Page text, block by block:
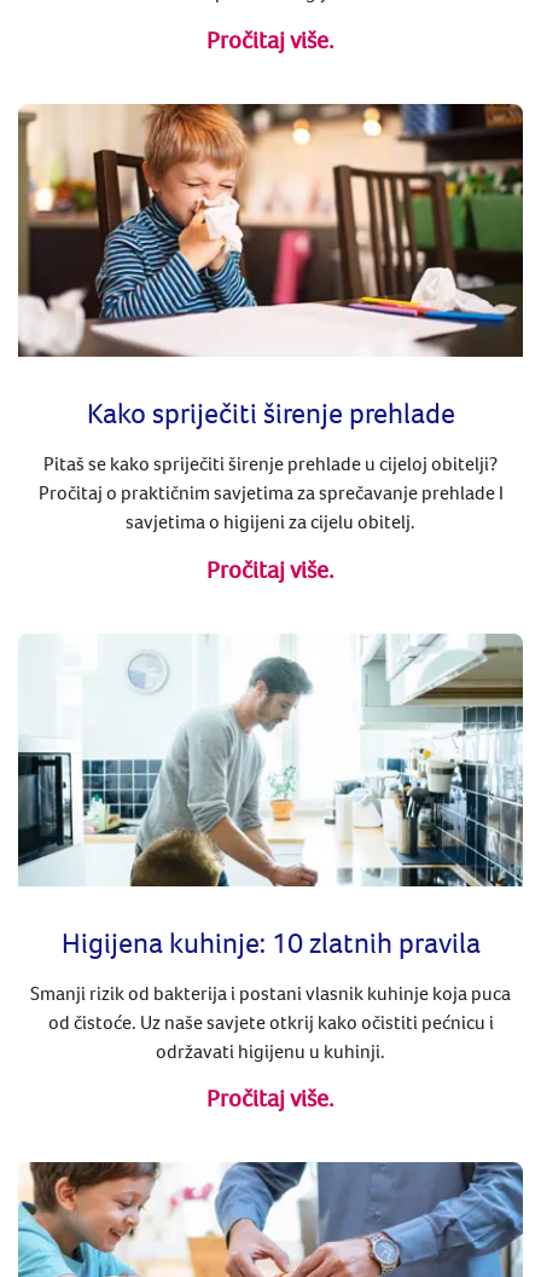
Pročitaj više.
Kako spriječiti širenje prehlade
Pitaš se kako spriječiti širenje prehlade u cijeloj obitelji?
Pročitaj o praktičnim savjetima za sprečavanje prehlade I
savjetima o higijeni za cijelu obitelj.
Pročitaj više.
Higijena kuhinje: 10 zlatnih pravila
Smanji rizik od bakterija i postani vlasnik kuhinje koja puca
od čistoće. Uz naše savjete otkrij kako očistiti pećnicu i
održavati higijenu u kuhinji.
Pročitaj više.